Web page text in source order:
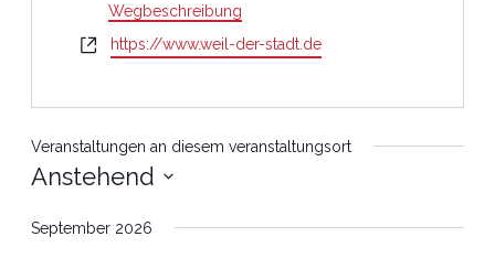
Wegbeschreibung
Webseitehttps://www.weil-der-stadt.de
Veranstaltungen an diesem veranstaltungsort
Anstehend
wählen.
September 2026